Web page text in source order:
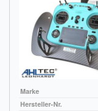
Marke
Hersteller-Nr.